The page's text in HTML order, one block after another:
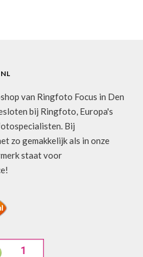
van Ringfoto Focus in Den
bij Ringfoto, Europa's
Bij
zo gemakkelijk als in onze
staat voor